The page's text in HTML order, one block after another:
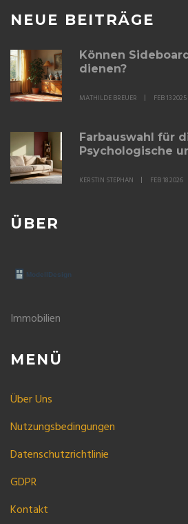
NEUE BEITRÄGE
Können
dienen?
MATHILDE BREUER FEB 13 2025
Farbauswahl für
Psychologische
Atmosphäre
KERSTIN STEPHAN FEB 18 2026
ÜBER
Immobilien
MENÜ
Über Uns
Nutzungsbedingungen
Datenschutzrichtlinie
GDPR
Kontakt